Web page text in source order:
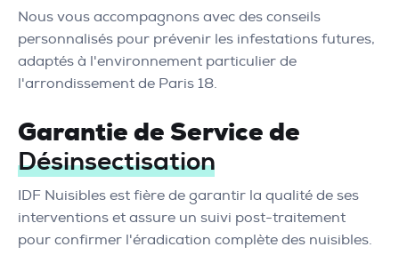
Nous vous accompagnons avec des conseils
personnalisés pour prévenir les infestations futures,
adaptés à l'environnement particulier de
l'arrondissement de Paris 18.
Garantie de Service de
Désinsectisation
IDF Nuisibles est fière de garantir la qualité de ses
interventions et assure un suivi post-traitement
pour confirmer l'éradication complète des nuisibles.